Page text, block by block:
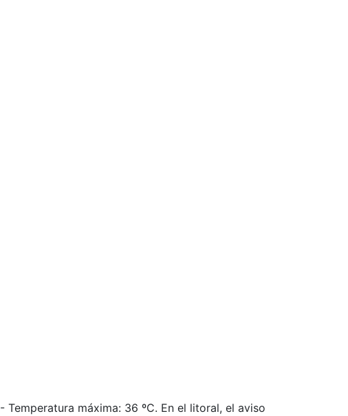
- Temperatura máxima: 36 ºC. En el litoral, el aviso